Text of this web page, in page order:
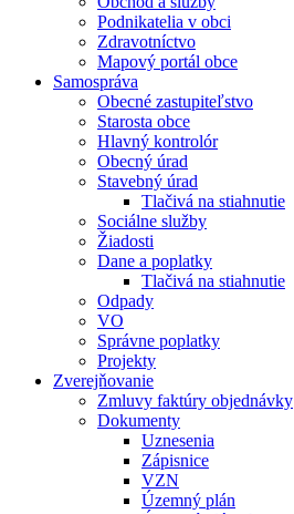
Podnikatelia v obci
Zdravotníctvo
Mapový portál obce
Samospráva
Obecné zastupiteľstvo
Starosta obce
Hlavný kontrolór
Obecný úrad
Stavebný úrad
Tlačivá na stiahnutie
Sociálne služby
Žiadosti
Dane a poplatky
Tlačivá na stiahnutie
Odpady
VO
Správne poplatky
Projekty
Zverejňovanie
Zmluvy faktúry objednávky
Dokumenty
Uznesenia
Zápisnice
VZN
Územný plán